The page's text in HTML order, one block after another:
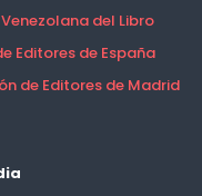
del Libro
Editores de España
de Editores de Madrid